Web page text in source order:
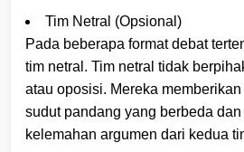
Tim Netral (Opsional)
Pada beberapa format debat
tim netral. Tim netral tidak
atau oposisi. Mereka
sudut pandang yang berbeda
kelemahan argumen dari kedua